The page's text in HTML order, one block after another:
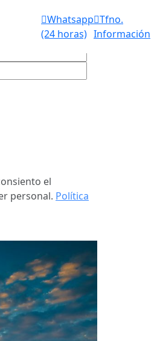
Whatsapp
(24 horas)
Tfno.
Información
el
personal. Política